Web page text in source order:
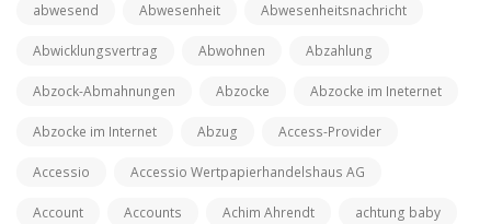
abwesend Abwesenheit Abwesenheitsnachricht
Abwicklungsvertrag Abwohnen Abzahlung
Abzock-Abmahnungen Abzocke Abzocke im Ineternet
Abzocke im Internet Abzug Access-Provider
Accessio Accessio Wertpapierhandelshaus AG
Account Accounts Achim Ahrendt achtung baby